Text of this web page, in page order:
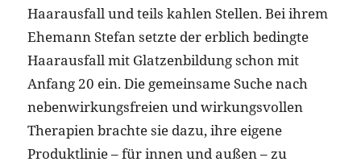
Haarausfall und teils kahlen Stellen. Bei ihrem
Ehemann Stefan setzte der erblich bedingte
Haarausfall mit Glatzenbildung schon mit
Anfang 20 ein. Die gemeinsame Suche nach
nebenwirkungsfreien und wirkungsvollen
Therapien brachte sie dazu, ihre eigene
Produktlinie – für innen und außen – zu